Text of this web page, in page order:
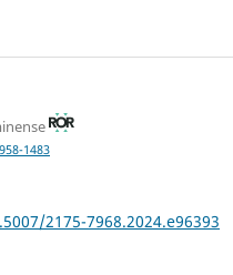
1483
2175-7968.2024.e96393